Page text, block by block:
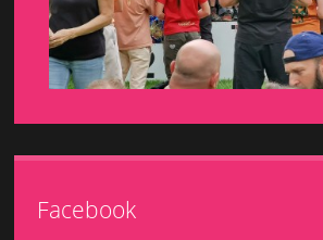
Facebook